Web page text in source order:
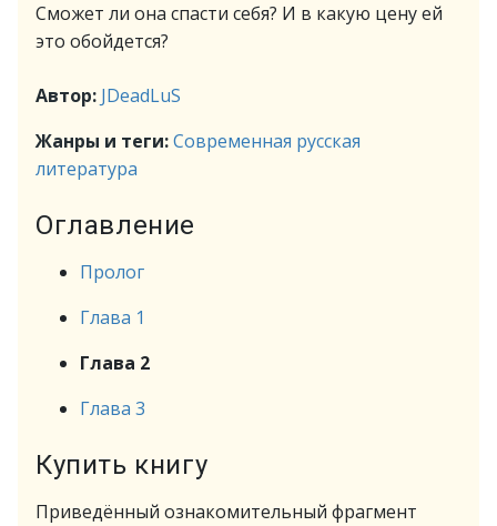
Сможет ли она спасти себя? И в какую цену ей
это обойдется?
Автор: JDeadLuS
Жанры и теги:Современная русская
литература
Оглавление
Пролог
Глава 1
Глава 2
Глава 3
Купить книгу
Приведённый ознакомительный фрагмент